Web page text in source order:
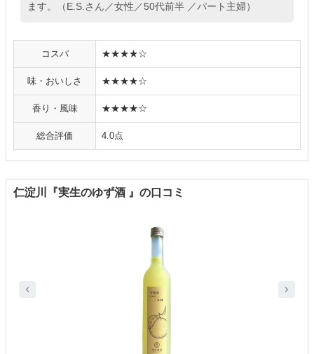
ます。（E.S.さん／女性／50代前半 ／パート主婦）
コスパ ★★★★☆
味・おいしさ ★★★★☆
香り・風味 ★★★★☆
総合評価 4.0点
仁淀川『実生のゆず酒 』の口コミ